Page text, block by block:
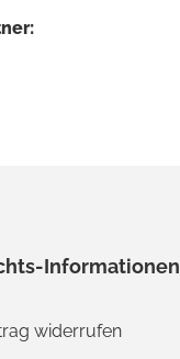
Informationen
widerrufen